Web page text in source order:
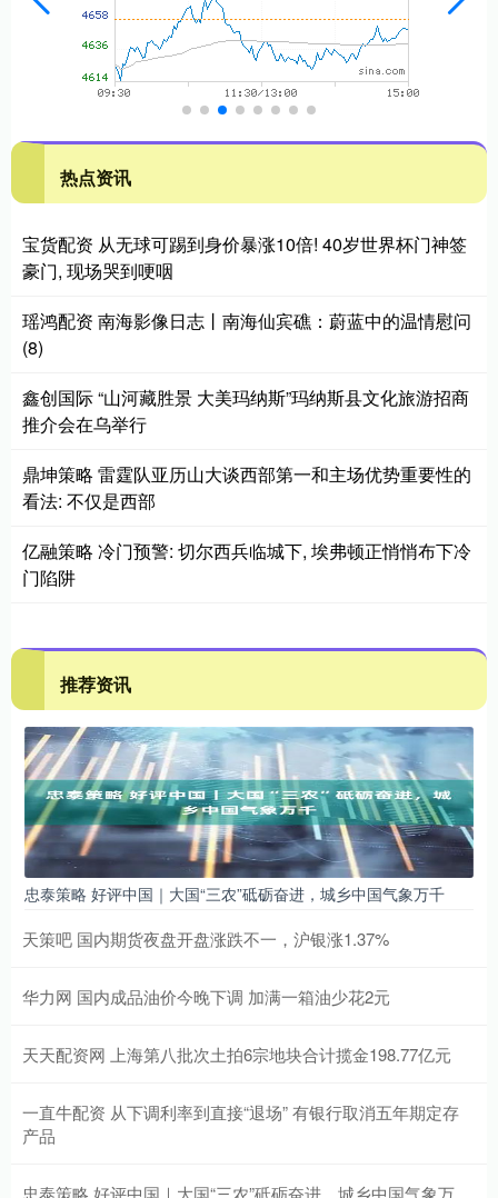
热点资讯
宝货配资 从无球可踢到身价暴涨10倍! 40岁世界杯门神签
豪门, 现场哭到哽咽
瑶鸿配资 南海影像日志丨南海仙宾礁：蔚蓝中的温情慰问
(8)
鑫创国际 “山河藏胜景 大美玛纳斯”玛纳斯县文化旅游招商
推介会在乌举行
鼎坤策略 雷霆队亚历山大谈西部第一和主场优势重要性的
看法: 不仅是西部
亿融策略 冷门预警: 切尔西兵临城下, 埃弗顿正悄悄布下冷
门陷阱
推荐资讯
忠泰策略 好评中国｜大国“三农”砥砺奋进，城乡中国气象万千
天策吧 国内期货夜盘开盘涨跌不一，沪银涨1.37%
华力网 国内成品油价今晚下调 加满一箱油少花2元
天天配资网 上海第八批次土拍6宗地块合计揽金198.77亿元
一直牛配资 从下调利率到直接“退场” 有银行取消五年期定存
产品
忠泰策略 好评中国｜大国“三农”砥砺奋进，城乡中国气象万